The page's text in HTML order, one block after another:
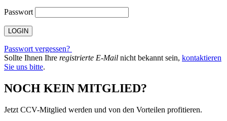
Passwort
Passwort vergessen?
Sollte Ihnen Ihre registrierte E-Mail nicht bekannt sein, kontaktieren
Sie uns bitte.
NOCH KEIN MITGLIED?
Jetzt CCV-Mitglied werden und von den Vorteilen profitieren.